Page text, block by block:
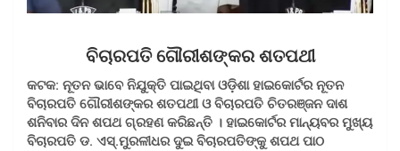
ବିଚାରପତି ଗୌରୀଶଙ୍କର ଶତପଥୀ
କଟକ: ନୂତନ ଭାବେ ନିଯୁକ୍ତି ପାଇଥିବା ଓଡ଼ିଶା ହାଇକୋର୍ଟର ନୂତନ
ବିଚାରପତି ଗୌରୀଶଙ୍କର ଶତପଥୀ ଓ ବିଚାରପତି ଚିତରଞ୍ଜନ ଦାଶ
ଶନିବାର ଦିନ ଶପଥ ଗ୍ରହଣ କରିଛନ୍ତି । ହାଇକୋର୍ଟର ମାନ୍ୟବର ମୁଖ୍ୟ
ବିଚାରପତି ଡ. ଏସ୍.ମୁରଳୀଧର ଦୁଇ ବିଚାରପତିଙ୍କୁ ଶପଥ ପାଠ